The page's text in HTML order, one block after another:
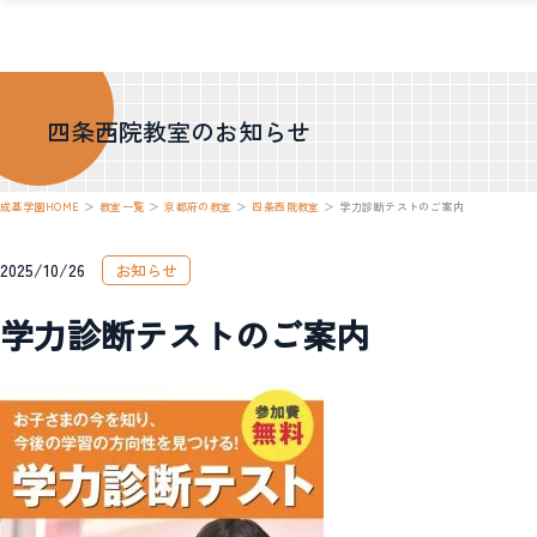
四条西院教室のお知らせ
成基学園HOME ＞ 教室一覧 ＞京都府の教室 ＞ 四条西院教室 ＞ 学力診断テストのご案内
2025/10/26 お知らせ
学力診断テストのご案内